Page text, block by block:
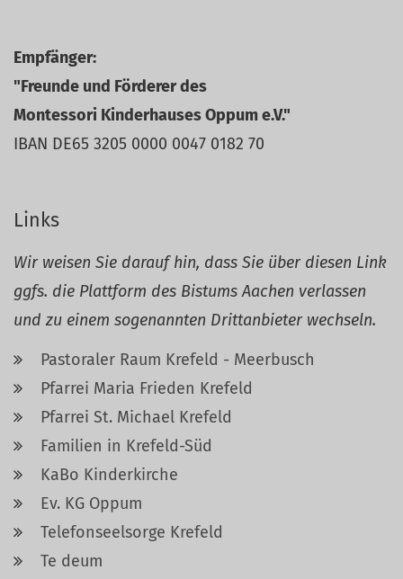
Empfänger:
"Freunde und Förderer des
Montessori Kinderhauses Oppum e.V."
IBAN DE65 3205 0000 0047 0182 70
Links
Wir weisen Sie darauf hin, dass Sie über diesen Link
ggfs. die Plattform des Bistums Aachen verlassen
und zu einem sogenannten Drittanbieter wechseln.
Pastoraler Raum Krefeld - Meerbusch
Pfarrei Maria Frieden Krefeld
Pfarrei St. Michael Krefeld
Familien in Krefeld-Süd
KaBo Kinderkirche
Ev. KG Oppum
Telefonseelsorge Krefeld
Te deum